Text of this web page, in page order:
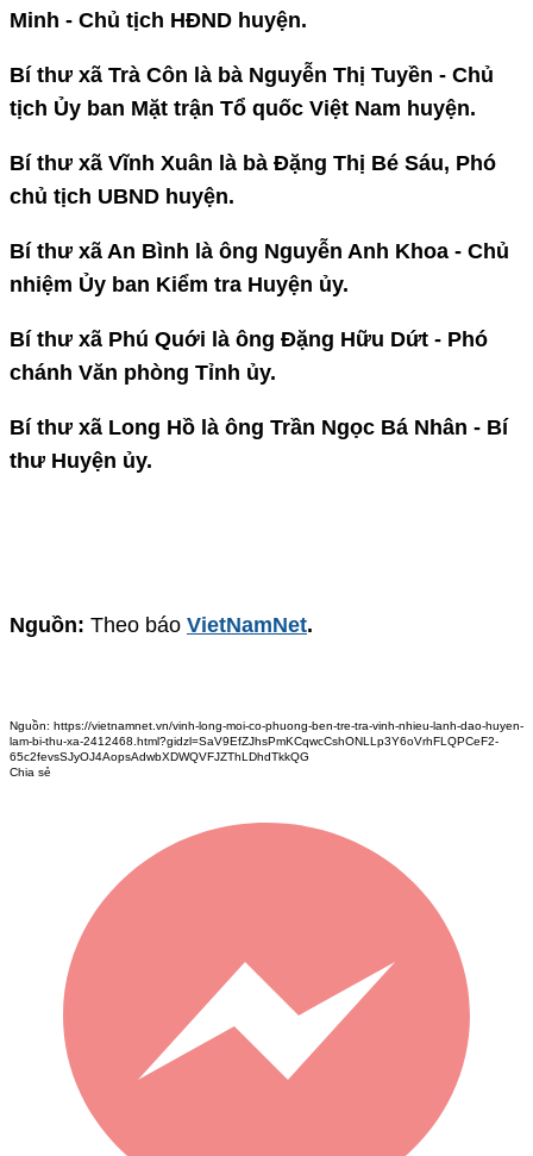
Minh - Chủ tịch HĐND huyện.
Bí thư xã Trà Côn là bà Nguyễn Thị Tuyền - Chủ
tịch Ủy ban Mặt trận Tổ quốc Việt Nam huyện.
Bí thư xã Vĩnh Xuân là bà Đặng Thị Bé Sáu, Phó
chủ tịch UBND huyện.
Bí thư xã An Bình là ông Nguyễn Anh Khoa - Chủ
nhiệm Ủy ban Kiểm tra Huyện ủy.
Bí thư xã Phú Quới là ông Đặng Hữu Dứt - Phó
chánh Văn phòng Tỉnh ủy.
Bí thư xã Long Hồ là ông Trần Ngọc Bá Nhân - Bí
thư Huyện ủy.
Nguồn: Theo báo VietNamNet.
Nguồn: https://vietnamnet.vn/vinh-long-moi-co-phuong-ben-tre-tra-vinh-nhieu-lanh-dao-huyen-
lam-bi-thu-xa-2412468.html?gidzl=SaV9EfZJhsPmKCqwcCshONLLp3Y6oVrhFLQPCeF2-
65c2fevsSJyOJ4AopsAdwbXDWQVFJZThLDhdTkkQG
Chia sẻ